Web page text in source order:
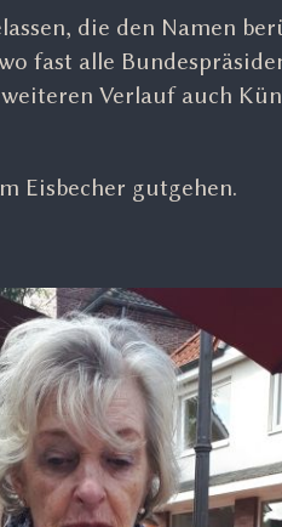
die den Namen
fast alle
Verlauf auch
Eisbecher gutgehen.